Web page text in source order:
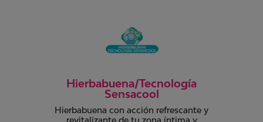
Hierbabuena/Tecnología
Sensacool
Hierbabuena con acción refrescante y
revitalizante de tu zona íntima y